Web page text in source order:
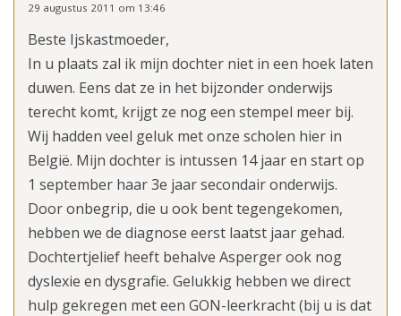
29 augustus 2011 om 13:46
Beste Ijskastmoeder,
In u plaats zal ik mijn dochter niet in een hoek laten
duwen. Eens dat ze in het bijzonder onderwijs
terecht komt, krijgt ze nog een stempel meer bij.
Wij hadden veel geluk met onze scholen hier in
België. Mijn dochter is intussen 14 jaar en start op
1 september haar 3e jaar secondair onderwijs.
Door onbegrip, die u ook bent tegengekomen,
hebben we de diagnose eerst laatst jaar gehad.
Dochtertjelief heeft behalve Asperger ook nog
dyslexie en dysgrafie. Gelukkig hebben we direct
hulp gekregen met een GON-leerkracht (bij u is dat